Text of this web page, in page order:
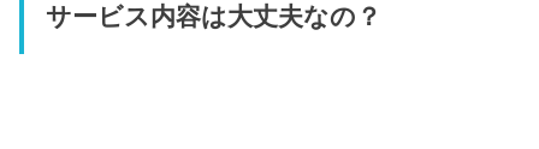
サービス内容は大丈夫なの？